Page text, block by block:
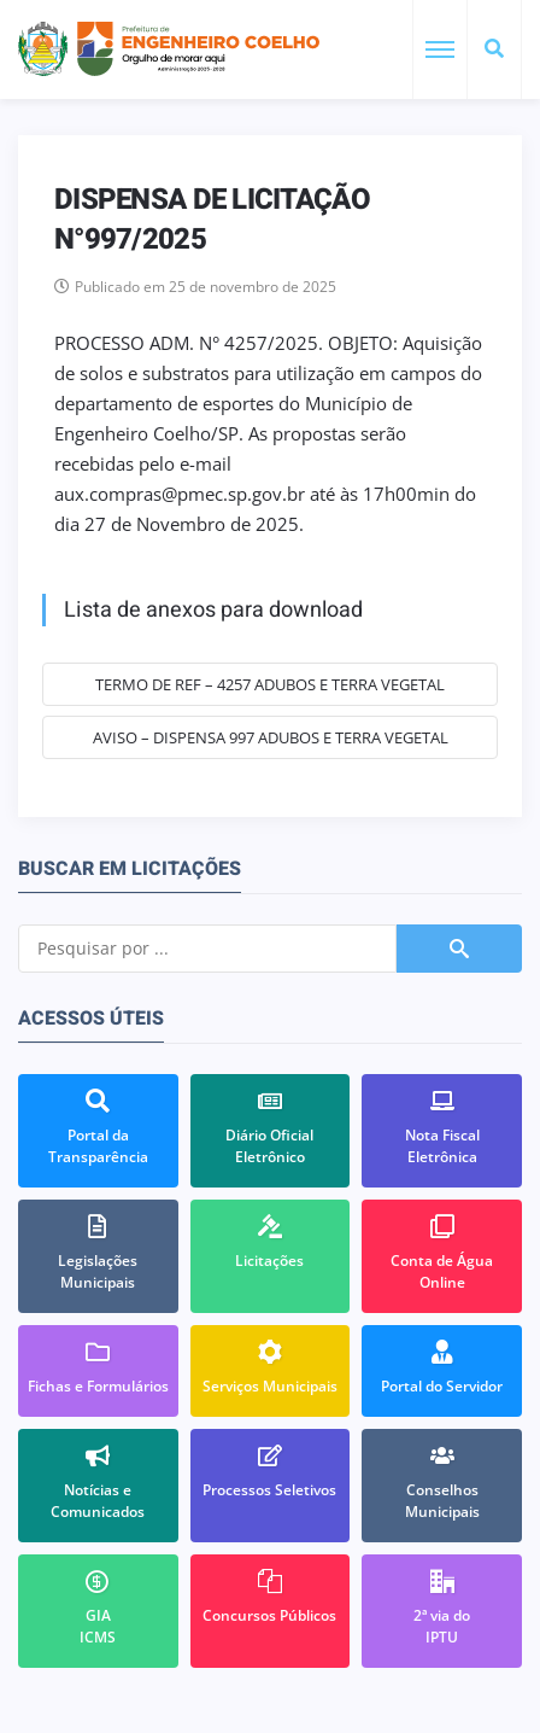
DISPENSA DE LICITAÇÃO
N°997/2025
Publicado em 25 de novembro de 2025
PROCESSO ADM. N° 4257/2025. OBJETO: Aquisição
de solos e substratos para utilização em campos do
departamento de esportes do Município de
Engenheiro Coelho/SP. As propostas serão
recebidas pelo e-mail
aux.compras@pmec.sp.gov.br até às 17h00min do
dia 27 de Novembro de 2025.
Lista de anexos para download
TERMO DE REF – 4257 ADUBOS E TERRA VEGETAL
AVISO – DISPENSA 997 ADUBOS E TERRA VEGETAL
BUSCAR EM LICITAÇÕES
ACESSOS ÚTEIS
Portal da
Transparência
Diário Oficial
Eletrônico
Nota Fiscal
Eletrônica
Legislações
Municipais
Licitações
Conta de Água
Online
Fichas e Formulários Serviços Municipais Portal do Servidor
Notícias e
Comunicados
Processos Seletivos
Conselhos
Municipais
GIA
ICMS
Concursos Públicos
2ª via do
IPTU